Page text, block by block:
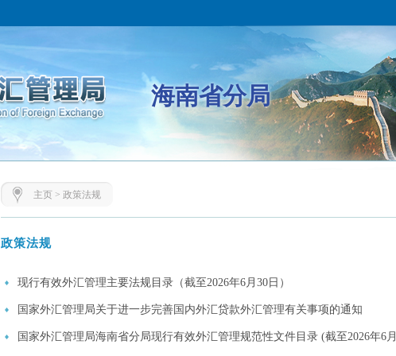
海南省分局
主页 >政策法规
政策法规
现行有效外汇管理主要法规目录（截至2026年6月30日）​
国家外汇管理局关于进一步完善国内外汇贷款外汇管理有关事项的通知
国家外汇管理局海南省分局现行有效外汇管理规范性文件目录 (截至2026年6